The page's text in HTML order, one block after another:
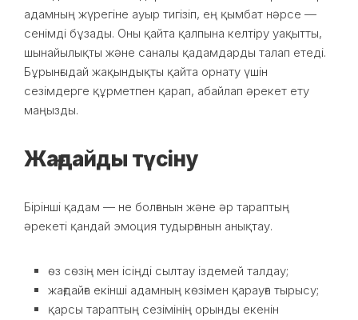
адамның жүрегіне ауыр тигізіп, ең қымбат нәрсе —
сенімді бұзады. Оны қайта қалпына келтіру уақытты,
шынайылықты және саналы қадамдарды талап етеді.
Бұрынғыдай жақындықты қайта орнату үшін
сезімдерге құрметпен қарап, абайлап әрекет ету
маңызды.
Жағдайды түсіну
Бірінші қадам — не болғанын және әр тараптың
әрекеті қандай эмоция тудырғанын анықтау.
өз сөзің мен ісіңді сылтау іздемей талдау;
жағдайға екінші адамның көзімен қарауға тырысу;
қарсы тараптың сезімінің орынды екенін